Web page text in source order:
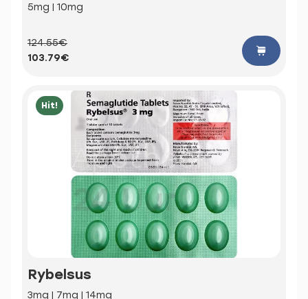
5mg | 10mg
124.55€
103.79€
Hit!
Rybelsus
3mg | 7mg | 14mg